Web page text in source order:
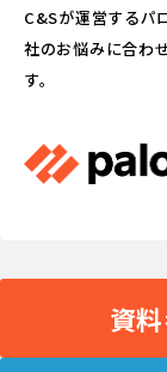
C&Sが運営するパ
社のお悩みに合わ
す。
資料